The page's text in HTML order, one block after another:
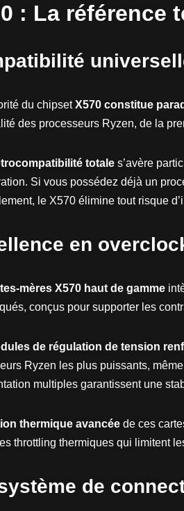
: La référence
du chipsetX570 constitue
des processeurs Ryzen, de la
totale s’avère
Si vous possédez déjà un
le X570 élimine tout risque
en
mères X570 haut de gamme
conçus pour supporter les
de régulation de tension
Ryzen les plus puissants,
multiples garantissent une
thermique avancée de ces
throttling thermiques qui limitent
de